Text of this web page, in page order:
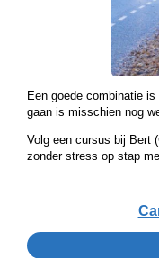
Een goede combinatie
gaan is misschien nog
Volg een cursus bij Bert
zonder stress op stap